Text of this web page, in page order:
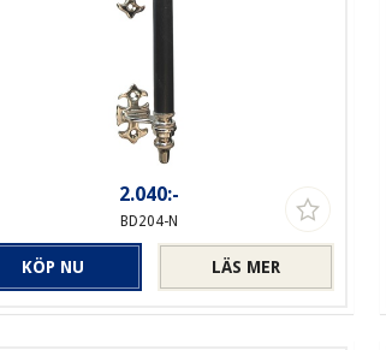
2.040:-
BD204-N
LÄS MER
KÖP NU